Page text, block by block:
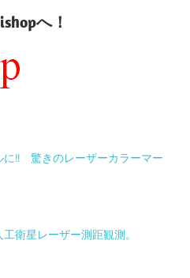
へ！
に!! 驚きのレーザーカラーマー
衛星レーザー測距観測。